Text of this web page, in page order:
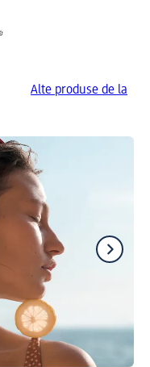
Alte produse de la